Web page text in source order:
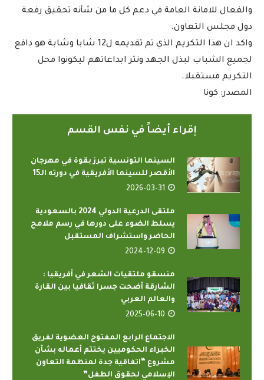
والفعال للامانة العامة في دعم كل ما من شأنه تحقيق رفعة
دول مجلس التعاون.
واكد ان هذا التكريم الذي تم تقديمه ل12 شابا وشابة هو دافع
لجميع الشباب لبذل الجهد ونثر ابداعاتهم ليكونوا محل
التكريم مستقبلا.
المصدر: كونا
إقراء أيضاً في نفس القسم
السينما التونسية تبرز بقوة في مهرجان
الأقصر للسينما الأفريقية في دورته الـ15
2026-03-31
ملتقى الدرعية الدولي 2024 بالسعودية
يسلط الضوء على دورها في رسم ملامح
الحاضر واستشراف المستقبل
2024-12-09
منسقو ملتقيات الشعر في أفريقيا :
الشارقة أضحت جسرا ثقافيا بين القارة
والعالم العربي
2025-06-10
الاجتماع الرابع المفتوح العضوية لفريق
الخبراء الحكوميين يختتم أعماله بشأن
مشروع “اتفاقية جدة لمنظمة التعاون
الإسلامي لحقوق الطفل”